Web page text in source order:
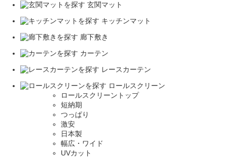
玄関マット
キッチンマット
廊下敷き
カーテン
レースカーテン
ロールスクリーン
ロールスクリーントップ
短納期
つっぱり
激安
日本製
幅広・ワイド
UVカット